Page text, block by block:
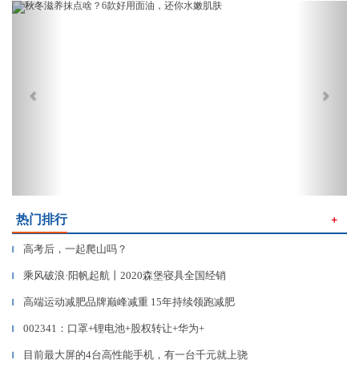
Previous
热门排行 ＋
▎ 高考后，一起爬山吗？
▎ 乘风破浪·阳帆起航丨2020森堡寝具全国经销
▎ 高端运动减肥品牌巅峰减重 15年持续领跑减肥
▎ 002341：口罩+锂电池+股权转让+华为+
▎ 目前最大屏的4台高性能手机，有一台千元就上骁